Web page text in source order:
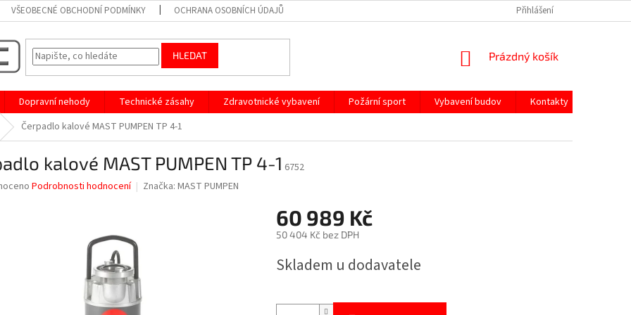
VŠEOBECNÉ OBCHODNÍ PODMÍNKY OCHRANA OSOBNÍCH ÚDAJŮ Přihlášení
HLEDAT
NÁKUPNÍ
Prázdný košík
Dopravní nehody Technické zásahy Zdravotnické vybavení Požární sport Vybavení budov
Kontakty
Čerpadlo kalové MAST PUMPEN TP 4-1
kalové MAST PUMPEN TP 4-1 6752
Podrobnosti hodnocení Značka: MAST PUMPEN
60 989 Kč
50 404 Kč bez DPH
cena:
Skladem u dodavatele